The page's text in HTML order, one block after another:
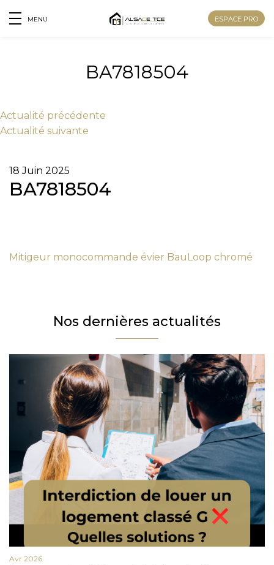
MENU ESPACE PRO
BA7818504
Actualité précédente
Actualité suivante
18 Juin 2025
BA7818504
Mitigeur monocommande évier BauLoop chromé
Nos dernières actualités
Avr 2026
En cochant cette case, j’accepte la politique de confidentialité de ce site.
Vérification